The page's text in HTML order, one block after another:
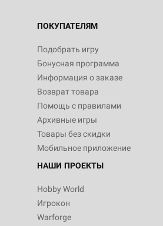
ПОКУПАТЕЛЯМ
Подобрать игру
Бонусная программа
Информация о заказе
Возврат товара
Помощь с правилами
Архивные игры
Товары без скидки
Мобильное приложение
НАШИ ПРОЕКТЫ
Hobby World
Игрокон
Warforge